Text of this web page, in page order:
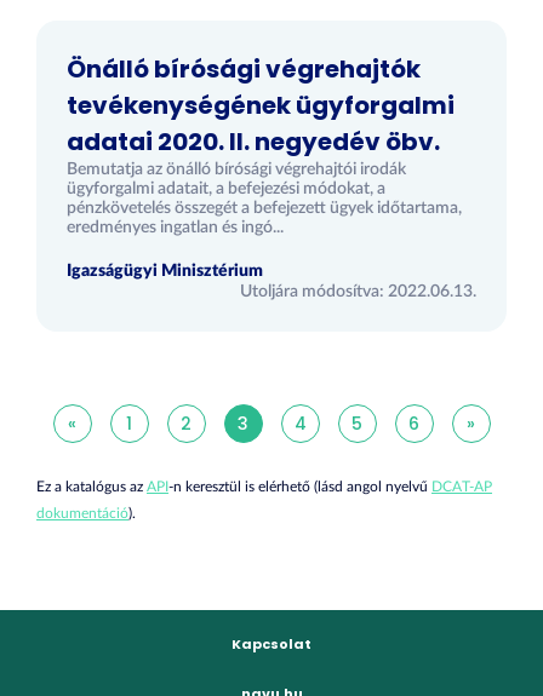
Önálló bírósági végrehajtók
tevékenységének ügyforgalmi
adatai 2020. II. negyedév öbv.
Bemutatja az önálló bírósági végrehajtói irodák
ügyforgalmi adatait, a befejezési módokat, a
pénzkövetelés összegét a befejezett ügyek időtartama,
eredményes ingatlan és ingó...
Igazságügyi Minisztérium
Utoljára módosítva: 2022.06.13.
« 1 2 3 4 5 6 »
Ez a katalógus az API-n keresztül is elérhető (lásd angol nyelvű DCAT-AP
dokumentáció).
Kapcsolat